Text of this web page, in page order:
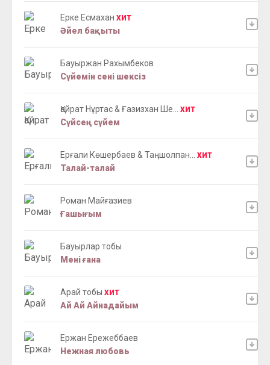
Ерке Есмахан ХИТ
Әйел бақыты
Бауыржан Рахымбеков
Сүйемін сені шексіз
Қайрат Нұртас & Ғазизхан Ше... ХИТ
Сүйсең сүйем
Ерғали Көшербаев & Таңшолпан... ХИТ
Талай-талай
Роман Майғазиев
Ғашығым
Бауырлар тобы
Мені ғана
Арай тобы ХИТ
Ай Ай Айнадайым
Ержан Ережеббаев
Нежная любовь